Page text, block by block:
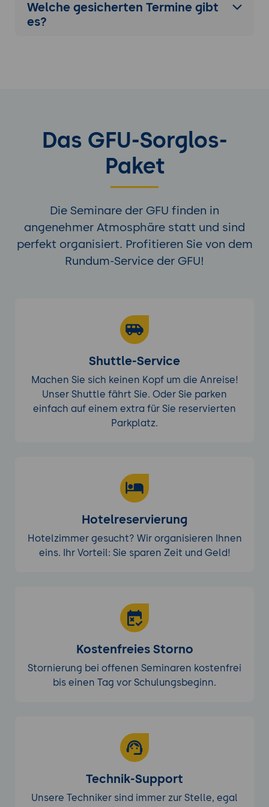
Schlüsselerkenntnisse:Die wichtigsten
Aspekte der parametrischen
Welche gesicherten Termine gibt
es?
Das GFU-Sorglos-
Paket
Die Seminare der GFU finden in
angenehmer Atmosphäre statt und sind
perfekt organisiert. Profitieren Sie von dem
Rundum-Service der GFU!
Shuttle-Service
Machen Sie sich keinen Kopf um die Anreise!
Unser Shuttle fährt Sie. Oder Sie parken
einfach auf einem extra für Sie reservierten
Parkplatz.
Hotelreservierung
Hotelzimmer gesucht? Wir organisieren Ihnen
eins. Ihr Vorteil: Sie sparen Zeit und Geld!
Kostenfreies Storno
Stornierung bei offenen Seminaren kostenfrei
bis einen Tag vor Schulungsbeginn.
Technik-Support
Unsere Techniker sind immer zur Stelle, egal